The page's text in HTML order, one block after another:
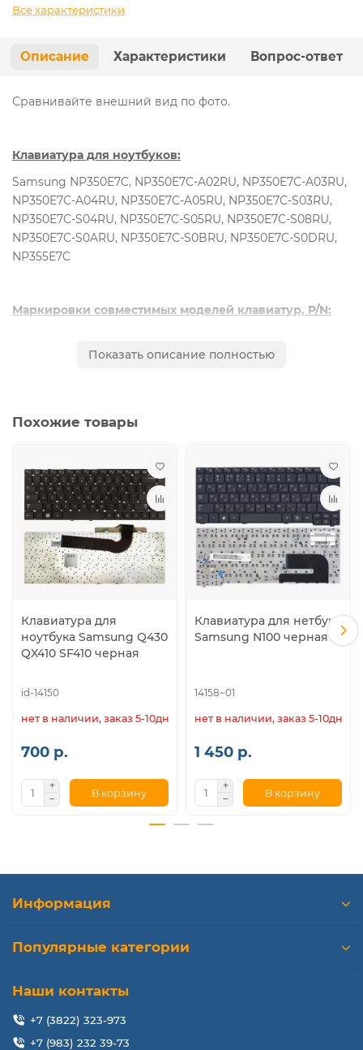
Все характеристики
Описание Характеристики Вопрос-ответ
Сравнивайте внешний вид по фото.
Клавиатура для ноутбуков:
Samsung NP350E7C, NP350E7C-A02RU, NP350E7C-A03RU,
NP350E7C-A04RU, NP350E7C-A05RU, NP350E7C-S03RU,
NP350E7C-S04RU, NP350E7C-S05RU, NP350E7C-S08RU,
NP350E7C-S0ARU, NP350E7C-S0BRU, NP350E7C-S0DRU,
NP355E7C
Маркировки совместимых моделей клавиатур, P/N:
PK130RW1A02, BA59-03303D, CNBA5903303C,
Показать описание полностью
Похожие товары
Клавиатура для
ноутбука Samsung Q430
QX410 SF410 черная
id-14150
нет в наличии, заказ 5-10дн.
700 р.
В корзину
Клавиатура для нетбука
Samsung N100 черная
14158~01
нет в наличии, заказ 5-10дн.
1 450 р.
В корзину
Информация
Популярные категории
Наши контакты
+7 (3822) 323-973
+7 (983) 232 39-73